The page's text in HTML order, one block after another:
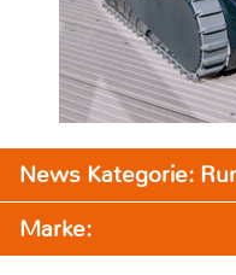
News Kategorie:
Marke: